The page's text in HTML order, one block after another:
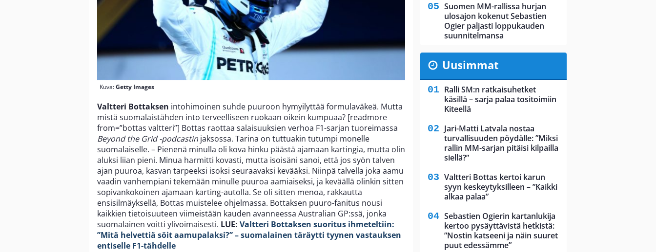
Kuva:Getty Images
Valtteri Bottaksen intohimoinen suhde puuroon hymyilyttää formulaväkeä. Mutta
mistä suomalaistähden into terveelliseen ruokaan oikein kumpuaa? [readmore
from=”bottas valtteri”] Bottas raottaa salaisuuksien verhoa F1-sarjan tuoreimassa
Beyond the Grid -podcastin jaksossa. Tarina on tuttuakin tutumpi monelle
suomalaiselle. – Pienenä minulla oli kova hinku päästä ajamaan kartingia, mutta olin
aluksi liian pieni. Minua harmitti kovasti, mutta isoisäni sanoi, että jos syön talven
ajan puuroa, kasvan tarpeeksi isoksi seuraavaksi kevääksi. Niinpä talvella joka aamu
vaadin vanhempiani tekemään minulle puuroa aamiaiseksi, ja keväällä olinkin sitten
sopivankokoinen ajamaan karting-autolla. Se oli sitten menoa, rakkautta
ensisilmäyksellä, Bottas muistelee ohjelmassa. Bottaksen puuro-fanitus nousi
kaikkien tietoisuuteen viimeistään kauden avanneessa Australian GP:ssä, jonka
suomalainen voitti ylivoimaisesti. LUE: Valtteri Bottaksen suoritus ihmeteltiin:
”Mitä helvettiä söit aamupalaksi?” – suomalainen täräytti tyynen vastauksen
entiselle F1-tähdelle
Suomen MM-rallissa hurjan
ulosajon kokenut Sebastien
Ogier paljasti loppukauden
suunnitelmansa
Uusimmat
Ralli SM:n ratkaisuhetket
käsillä – sarja palaa tositoimiin
Kiteellä
Jari-Matti Latvala nostaa
turvallisuuden pöydälle: ”Miksi
rallin MM-sarjan pitäisi kilpailla
siellä?”
Valtteri Bottas kertoi karun
syyn keskeytyksilleen – ”Kaikki
alkaa palaa”
Sebastien Ogierin kartanlukija
kertoo pysäyttävistä hetkistä:
”Nostin katseeni ja näin suuret
puut edessämme”